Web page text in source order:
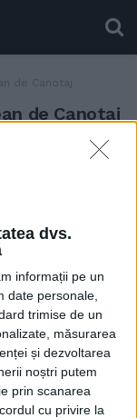
dvs.
informații pe un
date personale,
trimise de un
măsurarea
și dezvoltarea
noștri putem
prin scanarea
cu privire la
de Canotaj
de Canotaj
canotaj în
vîsle
primi titlul de
al
Soțul
deja